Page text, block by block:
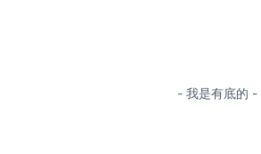
- 我是有底的 -